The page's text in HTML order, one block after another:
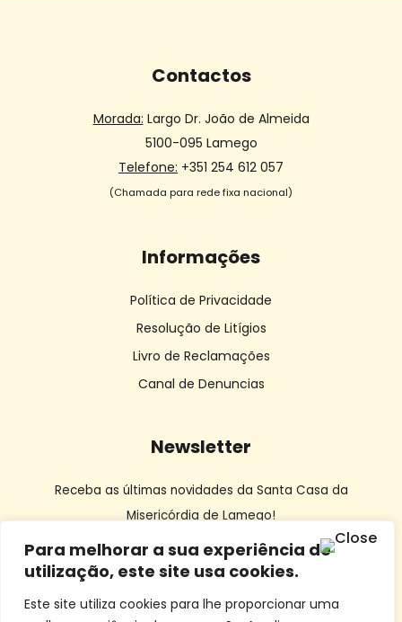
Para melhorar a sua experiência de
utilização, este site usa cookies.
Este site utiliza cookies para lhe proporcionar uma
Contactos
Morada: Largo Dr. João de Almeida
5100-095 Lamego
Telefone: +351 254 612 057
(Chamada para rede fixa nacional)
Informações
Política de Privacidade
Resolução de Litígios
Livro de Reclamações
Canal de Denuncias
Newsletter
Receba as últimas novidades da Santa Casa da
Misericórdia de Lamego!